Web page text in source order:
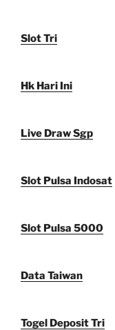
Slot Tri
Hk Hari Ini
Live Draw Sgp
Slot Pulsa Indosat
Slot Pulsa 5000
Data Taiwan
Togel Deposit Tri